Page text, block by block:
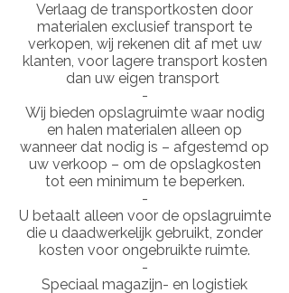
Verlaag de transportkosten door
materialen exclusief transport te
verkopen, wij rekenen dit af met uw
klanten, voor lagere transport kosten
dan uw eigen transport
-
Wij bieden opslagruimte waar nodig
en halen materialen alleen op
wanneer dat nodig is – afgestemd op
uw verkoop – om de opslagkosten
tot een minimum te beperken.
-
U betaalt alleen voor de opslagruimte
die u daadwerkelijk gebruikt, zonder
kosten voor ongebruikte ruimte.
-
Speciaal magazijn- en logistiek